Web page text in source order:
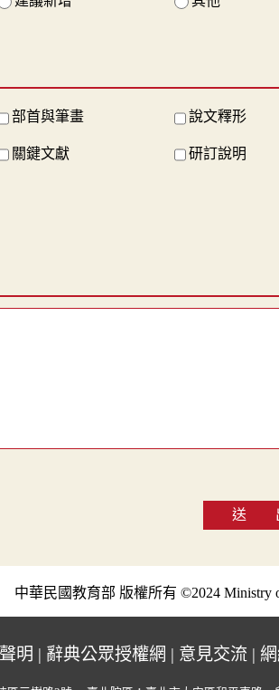
部首與筆畫 說文釋形
關鍵文獻 研訂說明
送
中華民國教育部 版權所有 ©2024 Ministry
明 | 辭典公眾授權網 | 意見交流 |